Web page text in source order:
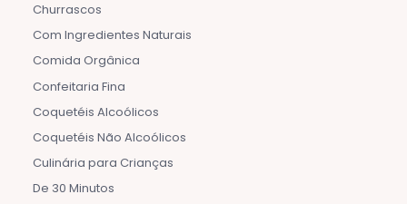
Churrascos
Com Ingredientes Naturais
Comida Orgânica
Confeitaria Fina
Coquetéis Alcoólicos
Coquetéis Não Alcoólicos
Culinária para Crianças
De 30 Minutos